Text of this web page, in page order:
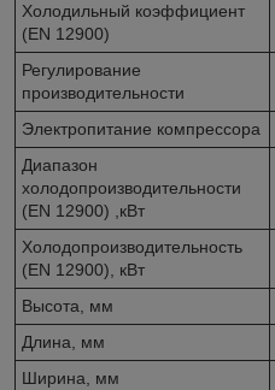
Холодильный коэффициент
(EN 12900)
Регулирование
производительности
Электропитание компрессора
Диапазон
холодопроизводительности
(EN 12900) ,кВт
Холодопроизводительность
(EN 12900), кВт
Высота, мм
Длина, мм
Ширина, мм